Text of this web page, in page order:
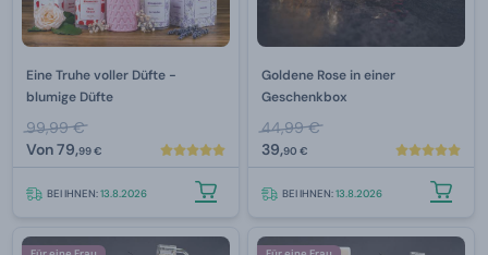
Eine Truhe voller Düfte -
blumige Düfte
99,99 €
Von79,99 €
BEI IHNEN:13.8.2026
Goldene Rose in einer
Geschenkbox
44,99 €
39,90 €
BEI IHNEN:13.8.2026